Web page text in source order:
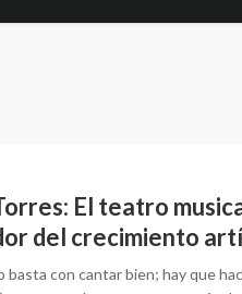
El teatro
del crecimiento
basta con cantar bien; hay que